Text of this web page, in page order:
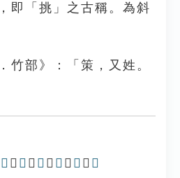
即「挑」之古稱。為斜
竹部》：「策，又姓。
箣 、 𥳯 、 筴 、 䇲 、 萗 、 𠷽